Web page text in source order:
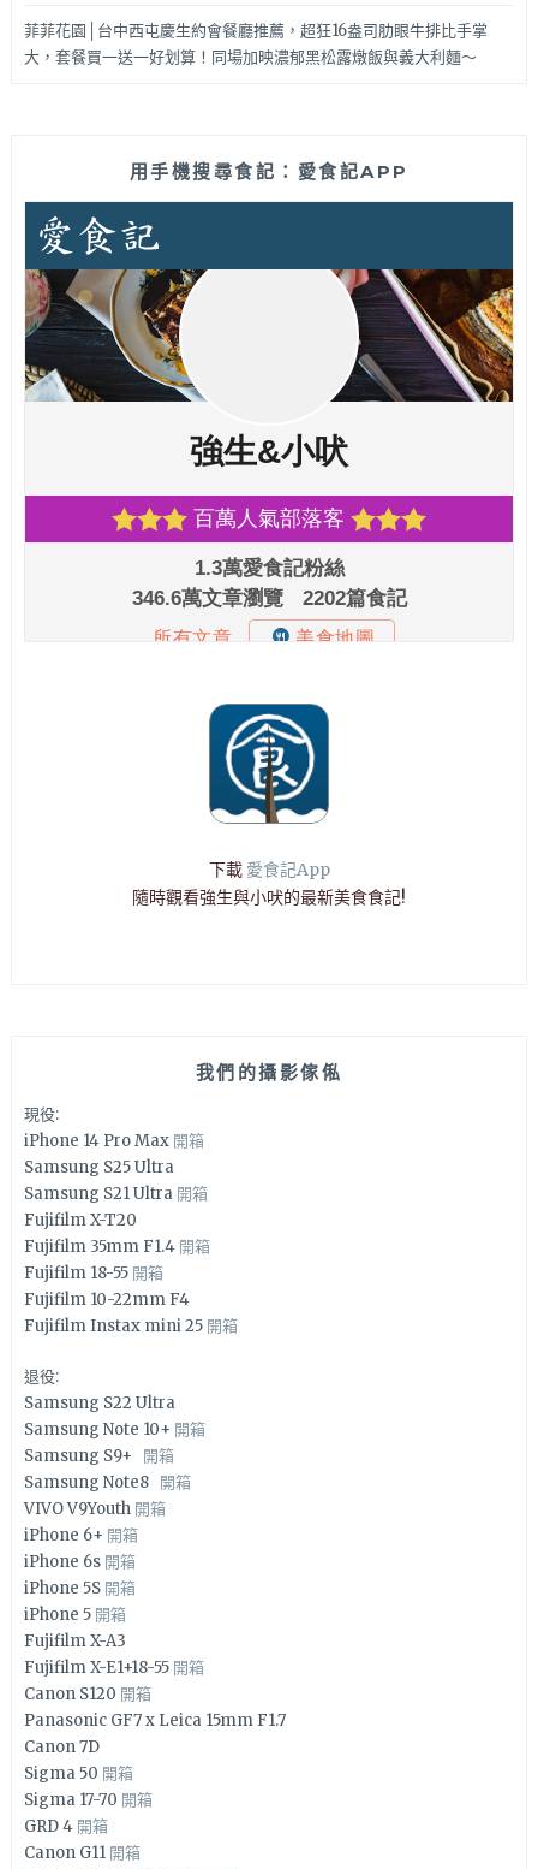
菲菲花園│台中西屯慶生約會餐廳推薦，超狂16盎司肋眼牛排比手掌
大，套餐買一送一好划算！同場加映濃郁黑松露燉飯與義大利麵～
用手機搜尋食記：愛食記APP
下載 愛食記App
隨時觀看強生與小吠的最新美食食記!
我們的攝影傢俬
現役:
iPhone 14 Pro Max 開箱
Samsung S25 Ultra
Samsung S21 Ultra 開箱
Fujifilm X-T20
Fujifilm 35mm F1.4 開箱
Fujifilm 18-55 開箱
Fujifilm 10-22mm F4
Fujifilm Instax mini 25 開箱
退役:
Samsung S22 Ultra
Samsung Note 10+ 開箱
Samsung S9+ 開箱
Samsung Note8 開箱
VIVO V9Youth 開箱
iPhone 6+ 開箱
iPhone 6s 開箱
iPhone 5S 開箱
iPhone 5 開箱
Fujifilm X-A3
Fujifilm X-E1+18-55 開箱
Canon S120 開箱
Panasonic GF7 x Leica 15mm F1.7
Canon 7D
Sigma 50 開箱
Sigma 17-70 開箱
GRD 4 開箱
Canon G11 開箱